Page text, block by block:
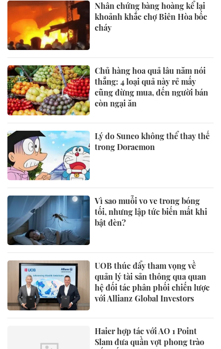
Nhân chứng bàng hoàng kể lại
khoảnh khắc chợ Biên Hòa bốc
cháy
Chủ hàng hoa quả lâu năm nói
thẳng: 4 loại quả này rẻ mấy
cũng đừng mua, đến người bán
còn ngại ăn
Lý do Suneo không thể thay thế
trong Doraemon
Vì sao muỗi vo ve trong bóng
tối, nhưng lập tức biến mất khi
bật đèn?
UOB thúc đẩy tham vọng về
quản lý tài sản thông qua quan
hệ đối tác phân phối chiến lược
với Allianz Global Investors
Haier hợp tác với AO 1 Point
Slam đưa quần vợt phong trào